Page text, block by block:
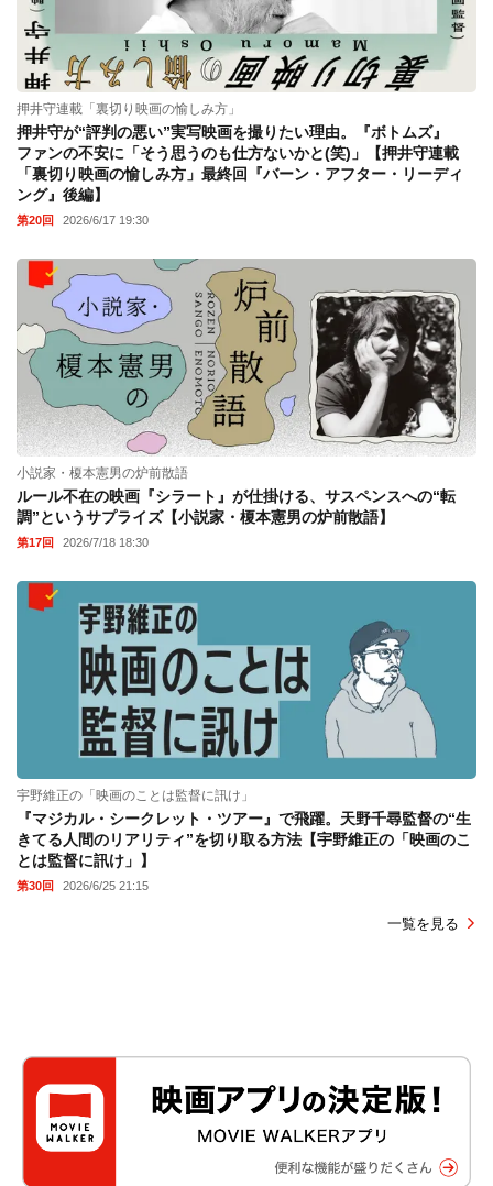
押井守連載「裏切り映画の愉しみ方」
押井守が“評判の悪い”実写映画を撮りたい理由。『ボトムズ』
ファンの不安に「そう思うのも仕方ないかと(笑)」【押井守連載
「裏切り映画の愉しみ方」最終回『バーン・アフター・リーディ
ング』後編】
第20回 2026/6/17 19:30
小説家・榎本憲男の炉前散語
ルール不在の映画『シラート』が仕掛ける、サスペンスへの“転
調”というサプライズ【小説家・榎本憲男の炉前散語】
第17回 2026/7/18 18:30
宇野維正の「映画のことは監督に訊け」
『マジカル・シークレット・ツアー』で飛躍。天野千尋監督の“生
きてる人間のリアリティ”を切り取る方法【宇野維正の「映画のこ
とは監督に訊け」】
第30回 2026/6/25 21:15
一覧を見る